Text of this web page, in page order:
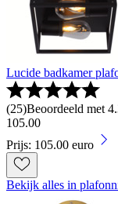
Lucide badkamer
(25)Beoordeeld met
105.00
Prijs: 105.00 euro
Bekijk alles in